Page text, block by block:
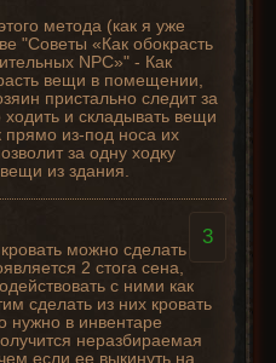
метода (как я уже
"Советы «Как обокрасть
NPC»" - Как
вещи в помещении,
пристально следит за
и складывать вещи
прямо из-под носа их
за одну ходку
из здания.
3
можно сделать
2 стога сена,
с ними как
сделать из них кровать
нужно в инвентаре
неразбираемая
если ее выкинуть на